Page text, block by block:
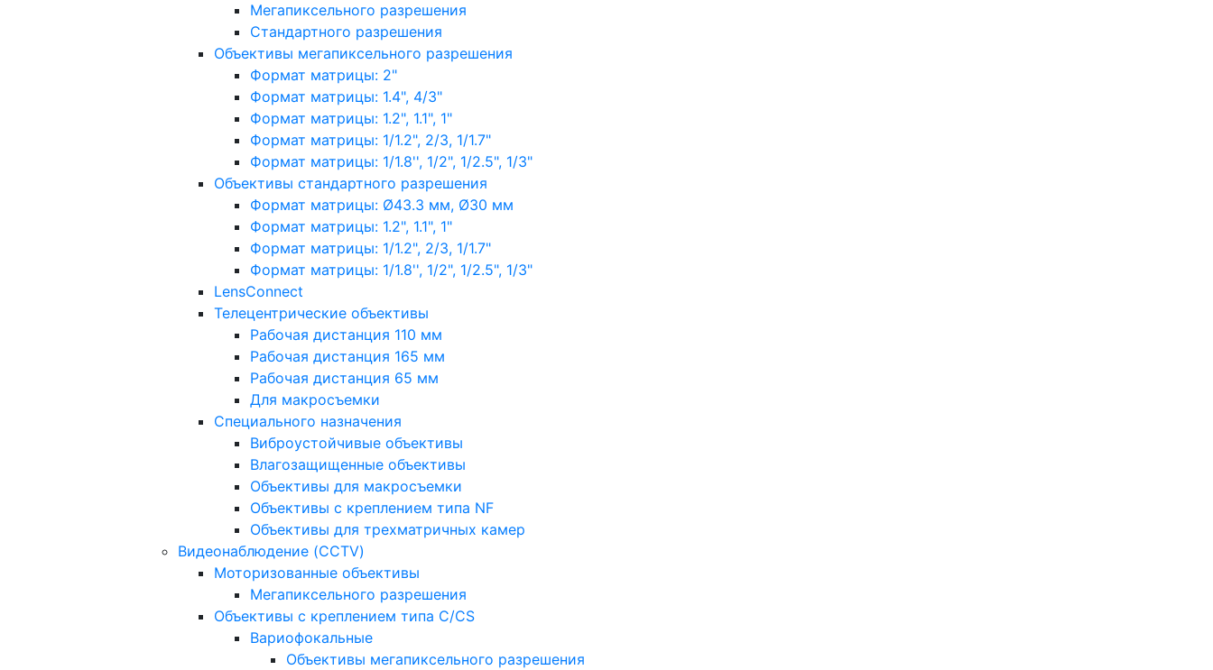
Мегапиксельного разрешения
Стандартного разрешения
Объективы мегапиксельного разрешения
Формат матрицы: 2"
Формат матрицы: 1.4", 4/3"
Формат матрицы: 1.2", 1.1", 1"
Формат матрицы: 1/1.2", 2/3, 1/1.7"
Формат матрицы: 1/1.8'', 1/2", 1/2.5", 1/3"
Объективы стандартного разрешения
Формат матрицы: Ø43.3 мм, Ø30 мм
Формат матрицы: 1.2", 1.1", 1"
Формат матрицы: 1/1.2", 2/3, 1/1.7"
Формат матрицы: 1/1.8'', 1/2", 1/2.5", 1/3"
LensConnect
Телецентрические объективы
Рабочая дистанция 110 мм
Рабочая дистанция 165 мм
Рабочая дистанция 65 мм
Для макросъемки
Специального назначения
Виброустойчивые объективы
Влагозащищенные объективы
Объективы для макросъемки
Объективы с креплением типа NF
Объективы для трехматричных камер
Видеонаблюдение (CCTV)
Моторизованные объективы
Мегапиксельного разрешения
Объективы с креплением типа C/CS
Вариофокальные
Объективы мегапиксельного разрешения